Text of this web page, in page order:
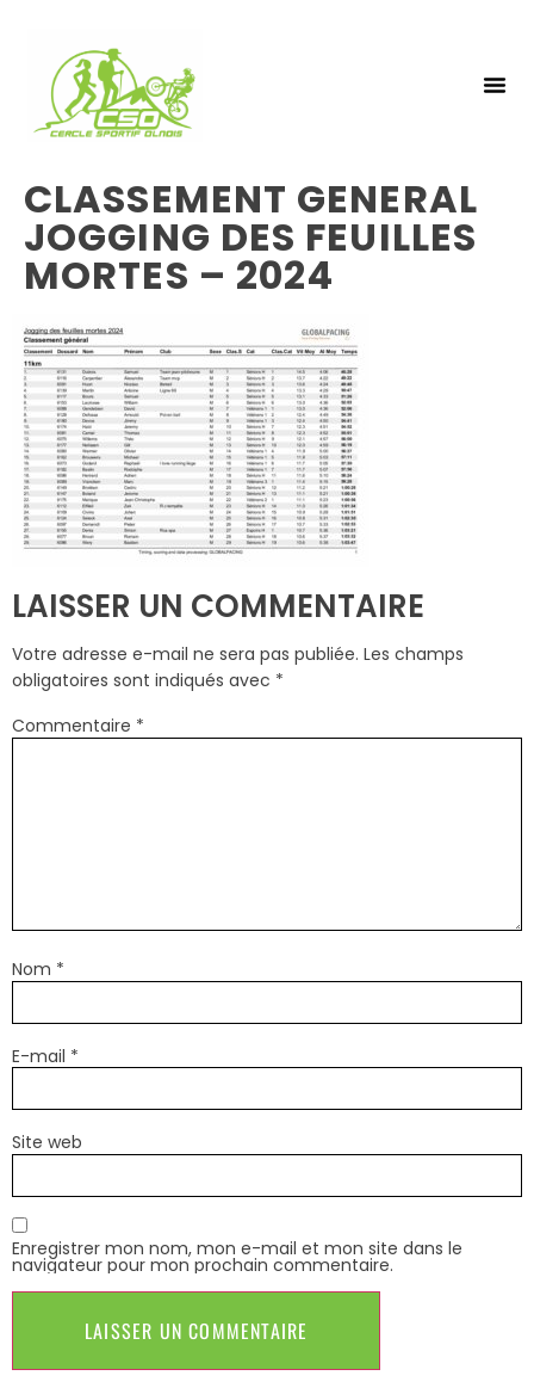
CLASSEMENT GENERAL
JOGGING DES FEUILLES
MORTES – 2024
LAISSER UN COMMENTAIRE
Votre adresse e-mail ne sera pas publiée. Les champs
obligatoires sont indiqués avec *
Commentaire *
Nom *
E-mail *
Site web
Enregistrer mon nom, mon e-mail et mon site dans le
navigateur pour mon prochain commentaire.